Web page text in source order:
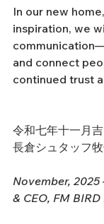
In our new
inspiration, we
and connect
continued trust
令和七年十一月
長倉シュタッフ
November,
& CEO, FM BIRD